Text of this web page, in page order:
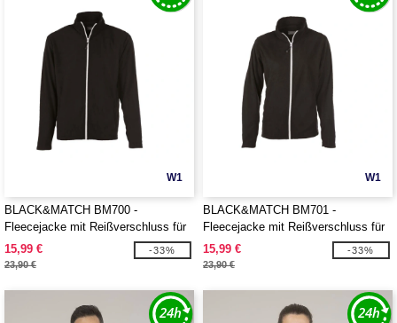
W1
BLACK&MATCH BM700 -
Fleecejacke mit Reißverschluss für
Herren
15,99 €
23,90 €
-33%
W1
BLACK&MATCH BM701 -
Fleecejacke mit Reißverschluss für
Damen
15,99 €
23,90 €
-33%